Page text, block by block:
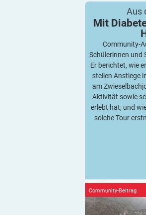
Mit Diabetes
Aus
Mit
Community-
Schülerinnen und
Er berichtet, wie
steilen Anstiege
am
Aktivität sowie
erlebt hat; und
solche Tour
Community-Beitrag